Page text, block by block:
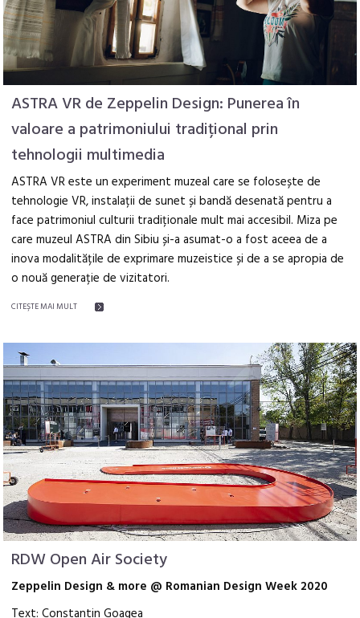
ASTRA VR de Zeppelin Design: Punerea în
valoare a patrimoniului tradițional prin
tehnologii multimedia
ASTRA VR este un experiment muzeal care se folosește de
tehnologie VR, instalații de sunet și bandă desenată pentru a
face patrimoniul culturii tradiționale mult mai accesibil. Miza pe
care muzeul ASTRA din Sibiu și-a asumat-o a fost aceea de a
inova modalitățile de exprimare muzeistice și de a se apropia de
o nouă generație de vizitatori.
CITEŞTE MAI MULT
RDW Open Air Society
Zeppelin Design & more @ Romanian Design Week 2020
Text: Constantin Goagea